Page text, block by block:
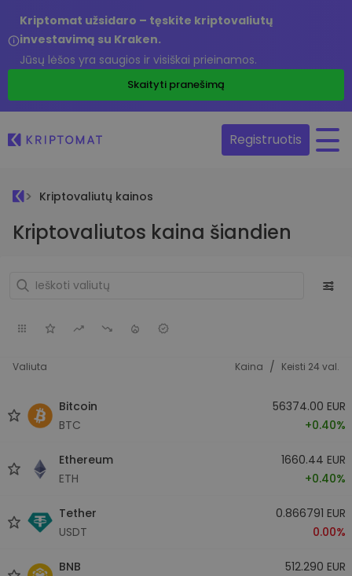
Kriptomat užsidaro – tęskite kriptovaliutų
investavimą su Kraken.
Jūsų lėšos yra saugios ir visiškai prieinamos.
Skaityti pranešimą
Registruotis
Kriptovaliutų kainos
Kriptovaliutos kaina šiandien
Valiuta Kaina / Keisti 24 val.
Bitcoin
BTC
56374.00 EUR
+0.40%
Ethereum
ETH
1660.44 EUR
+0.40%
Tether
USDT
0.866791 EUR
0.00%
BNB
512.290 EUR